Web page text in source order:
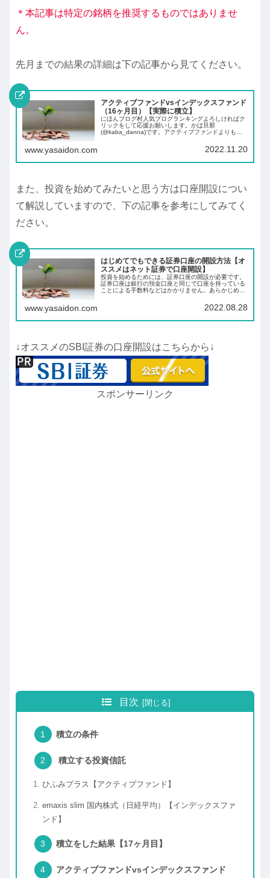
＊本記事は特定の銘柄を推奨するものではありませ
ん。
先月までの結果の詳細は下の記事から見てください。
アクティブファンドvsインデックスファンド
（16ヶ月目）【実際に積立】
にほんブログ村人気ブログランキングよろしければク
リックをして応援お願いします。かば旦那
(@kaba_danna)です。アクティブファンドよりも長
高くなると聞いたことがある方もいらっしゃるので
www.yasaidon.com 2022.11.20
また、投資を始めてみたいと思う方は口座開設につい
て解説していますので、下の記事を参考にしてみてく
ださい。
はじめてでもできる証券口座の開設方法【オ
ススメはネット証券で口座開設】
投資を始めるためには、証券口座の開設が必要です。
証券口座は銀行の預金口座と同じで口座を持っている
ことによる手数料などはかかりません。あらかじめ証
www.yasaidon.com 2022.08.28
↓オススメのSBI証券の口座開設はこちらから↓
スポンサーリンク
目次
積立の条件
積立する投資信託
ひふみプラス【アクティブファンド】
emaxis slim 国内株式（日経平均）【インデックスファ
ンド】
積立をした結果【17ヶ月目】
アクティブファンドvsインデックスファンド